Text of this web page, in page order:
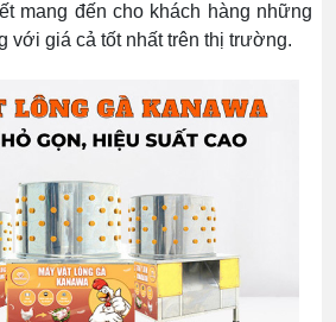
mang đến cho khách hàng những
với giá cả tốt nhất trên thị trường.